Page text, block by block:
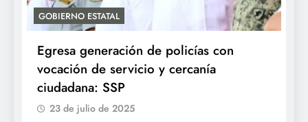
GOBIERNO ESTATAL
Egresa generación de policías con
vocación de servicio y cercanía
ciudadana: SSP
23 de julio de 2025